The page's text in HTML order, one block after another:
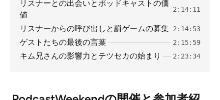
リスナーとの出会いとポッドキャストの価
値
2:14:11
リスナーからの呼び出しと罰ゲームの募集 2:14:53
ゲストたちの最後の言葉 2:15:59
キム兄さんの影響力とテツセカの始まり 2:23:34